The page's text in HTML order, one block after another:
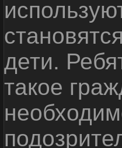
дети.
такое